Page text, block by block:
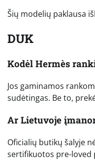
Šių modelių paklausa
DUK
Kodėl Hermès
Jos gaminamos
sudėtingas. Be to,
Ar Lietuvoje
Oficialių butikų šalyje
sertifikuotos pre-loved